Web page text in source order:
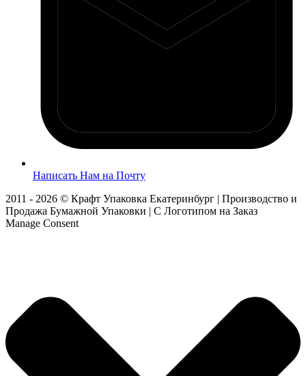
Написать Нам на Почту
2011 - 2026 © Крафт Упаковка Екатеринбург | Производство и
Продажа Бумажной Упаковки | С Логотипом на Заказ
Manage Consent